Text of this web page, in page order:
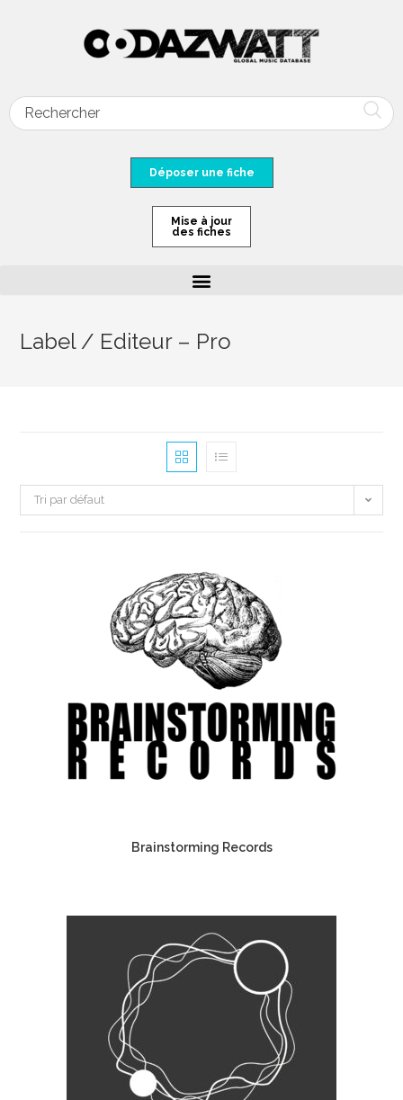
Déposer une fiche
Mise à jour
des fiches
Label / Editeur – Pro
Tri par défaut
Brainstorming Records